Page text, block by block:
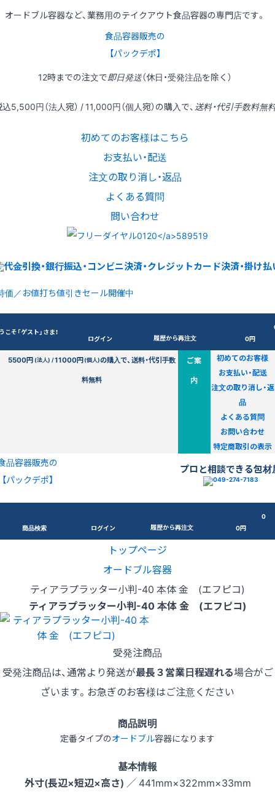
オードブル容器など、業務用のテイクアウト食品容器の専門店です。
食品容器販売の
【パックデポ】
12時までの注文で即日発送（休日・受発注品を除く）
込5,500円（法人宛） / 11,000円（個人宛）の購入で、 送料・代引手数料無
初めてのお客様はこちら
お支払い・配送
注文の取り消し・返品
よくある質問
問い合わせ
価／お値打ち値引きセール開催中
こそ「ゲスト」さま！
ログイン 履歴から再注文
0円
5500円(法人) /11000円(個人)の購入で、送料・代引手数
料無料
ご案
内
初めてのお客様
お支払い・配送
注文の取り消し・返
品
よくある質問
お問い合わせ
特定商取引の表示
品容器販売の
【パックデポ】
プロと相談できる包材
商品検索 ログイン 履歴から再注文
0
0円
トップページ
オードブル容器
ティアラプラッター小判-40 本体 金 (エフピコ)
ティアラプラッター小判-40 本体 金 (エフピコ)
受発注商品
受発注商品は、通常より発送が最長３営業日程遅れる場合がご
ざいます。お急ぎのお客様はご注意ください
商品説明
定番タイプのオードブル容器になります
基本情報
外寸(長辺×短辺×高さ) ／ 441mm×322mm×33mm